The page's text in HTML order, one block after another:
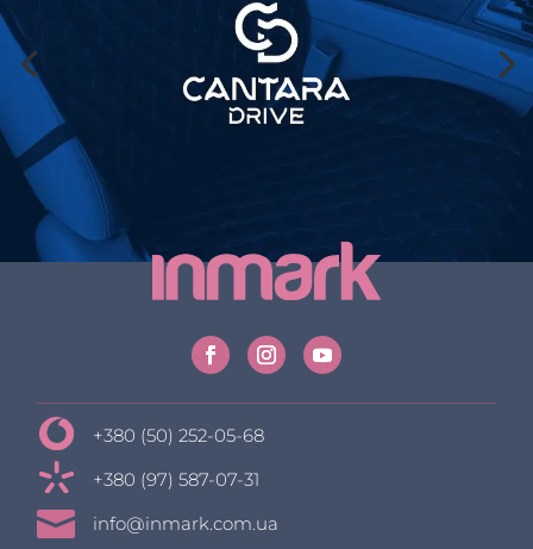
+380 (50) 252-05-68
+380 (97) 587-07-31
 info@inmark.com.ua